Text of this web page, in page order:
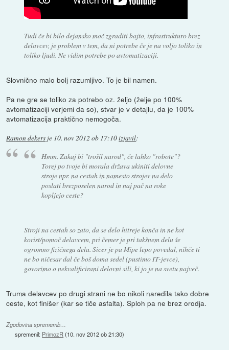
Tudi če bi bilo dejansko moč zgraditi bajto, infrastrukturo brez
delavcev, je problem v tem, da ni potrebe če je na voljo toliko in
toliko ljudi. Ne vidim potrebe po avtomatizaciji.
Slovnično malo bolj razumljivo. To je bil namen.
Pa ne gre se toliko za potrebo oz. željo (želje po 100%
avtomatizaciji verjemi da so), stvar je v detajlu, da je 100%
avtomatizacija praktično nemogoča.
Ramon dekers je 10. nov 2012 ob 17:10izjavil:
Hmm. Zakaj bi "trošil narod", če lahko "robote"?
Torej po tvoje bi morala država ukiniti delovne
stroje npr. na cestah in namesto strojev na delo
poslati brezposelen narod in naj pač na roke
kopljejo ceste?
Stroji na cestah so zato, da se delo hitreje konča in ne kot
korist/pomoč delavcem, pri čemer je pri takšnem delu še
ogromno fizičnega dela. Sicer je pa Mipe lepo povedal, nihče ti
ne bo ničesar dal če boš doma sedel (pustimo IT-jevce),
govorimo o nekvalificirani delovni sili, ki jo je na svetu največ.
Truma delavcev po drugi strani ne bo nikoli naredila tako dobre
ceste, kot finišer (kar se tiče asfalta). Sploh pa ne brez orodja.
Zgodovina sprememb…
spremenil: PrimozR (10. nov 2012 ob 21:30)